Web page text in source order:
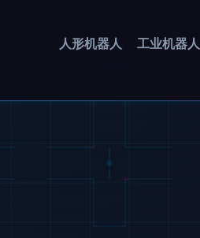
人形机器人 工业机器人